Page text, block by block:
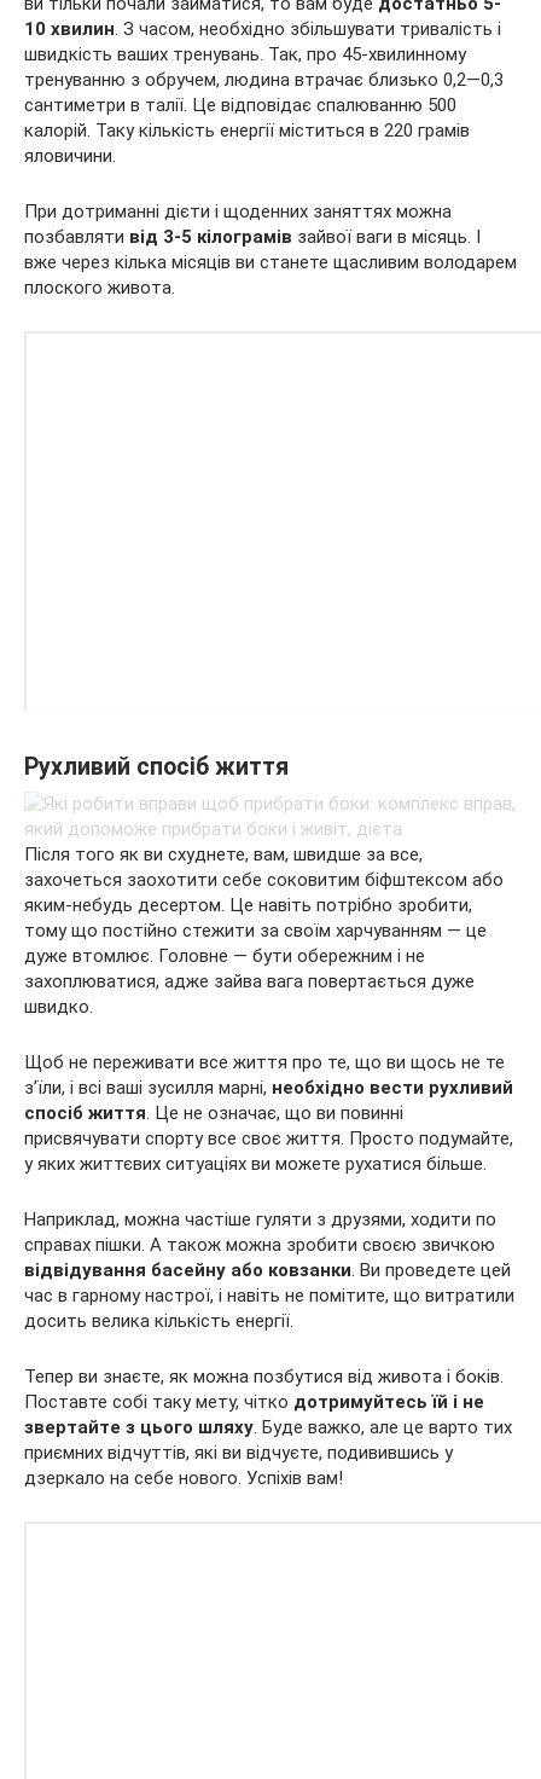
10 хвилин. З часом, необхідно збільшувати тривалість і
швидкість ваших тренувань. Так, про 45-хвилинному
тренуванню з обручем, людина втрачає близько 0,2—0,3
сантиметри в талії. Це відповідає спалюванню 500
калорій. Таку кількість енергії міститься в 220 грамів
яловичини.
При дотриманні дієти і щоденних заняттях можна
позбавляти від 3-5 кілограмів зайвої ваги в місяць. І
вже через кілька місяців ви станете щасливим володарем
плоского живота.
Рухливий спосіб життя
Після того як ви схуднете, вам, швидше за все,
захочеться заохотити себе соковитим біфштексом або
яким-небудь десертом. Це навіть потрібно зробити,
тому що постійно стежити за своїм харчуванням — це
дуже втомлює. Головне — бути обережним і не
захоплюватися, адже зайва вага повертається дуже
швидко.
Щоб не переживати все життя про те, що ви щось не те
з’їли, і всі ваші зусилля марні, необхідно вести рухливий
спосіб життя. Це не означає, що ви повинні
присвячувати спорту все своє життя. Просто подумайте,
у яких життєвих ситуаціях ви можете рухатися більше.
Наприклад, можна частіше гуляти з друзями, ходити по
справах пішки. А також можна зробити своєю звичкою
відвідування басейну або ковзанки. Ви проведете цей
час в гарному настрої, і навіть не помітите, що витратили
досить велика кількість енергії.
Тепер ви знаєте, як можна позбутися від живота і боків.
Поставте собі таку мету, чітко дотримуйтесь їй і не
звертайте з цього шляху. Буде важко, але це варто тих
приємних відчуттів, які ви відчуєте, подивившись у
дзеркало на себе нового. Успіхів вам!